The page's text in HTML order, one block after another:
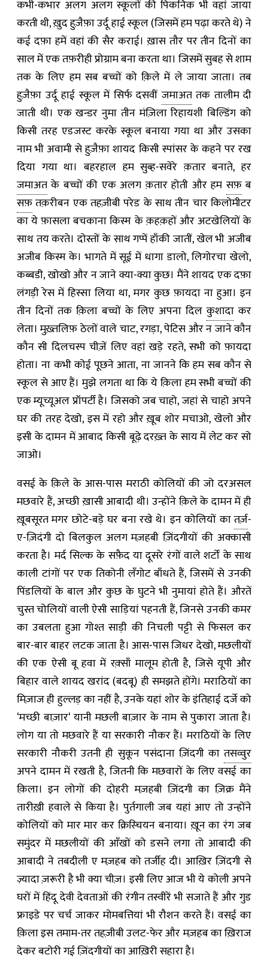
कभी-कभार अलग अलग स्कूलों की पिकनिक भी वहां जाया
करती थी,ख़ुद हुज़ैफ़ा उर्दू हाई स्कूल (जिसमें हम पढ़ा करते थे) ने
कई दफ़ा हमें वहां की सैर कराई। ख़ास तौर पर तीन दिनों का
साल में एक तफ़रीही प्रोग्राम बना करता था। जिसमें सुबह से शाम
तक के लिए हम सब बच्चों को क़िले में ले जाया जाता। तब
हुज़ैफ़ा उर्दू हाई स्कूल में सिर्फ दसवीं जमाअततक तालीम दी
जाती थी। एक खन्डर नुमा तीन मंज़िला रिहायशी बिल्डिंग को
किसी तरह एडजस्ट करके स्कूल बनाया गया था और उसका
नाम भी अवामी से हुज़ैफ़ा शायद किसी स्पांसर के कहने पर रख
दिया गया था। बहरहाल हम सुब्ह-सवेरे क़तार बनाते, हर
जमाअत के बच्चों की एक अलग क़तार होती और हम सफ़ब
सफ़तक़रीबन एक तहज़ीबी परेड के साथ तीन चार किलोमीटर
का ये फ़ासला बचकाना किस्म के क़हक़हों और अटखेलियों के
साथ तय करते। दोस्तों के साथ गप्पें हाँकी जातीं,खेल भी अजीब
अजीब किस्म के। भागते में सूई में धागा डालो,लिगोरचा खेलो,
कब्बडी,खोखो और न जाने क्या-क्या कुछ। मैंने शायद एक दफ़ा
लंगड़ी रेस में हिस्सा लिया था,मगर कुछ फ़ायदा ना हुआ। इन
तीन दिनों तक क़िला बच्चों के लिए अपना दिल कुशादा कर
लेता। मुख़्तलिफ़ ठेलों वाले चाट,रगड़ा,पेटिस और न जाने कौन
कौन सी दिलचस्प चीज़ें लिए वहां खड़े रहते,सभी को फ़ायदा
होता। ना कभी कोई पूछने आता,ना जानने कि हम सब कौन से
स्कूल से आए हैं। मुझे लगता था कि ये क़िला हम सभी बच्चों की
एक म्यूच्यूअल प्रॉपर्टी है। जिसको जब चाहो,जहां से चाहो अपने
घर की तरह देखो,इस में रहो और ख़ूब शोर मचाओ,खेलो और
इसी के दामन में आबाद किसी बूढ़े दरख़्त के साय में लेट कर सो
जाओ।
वसई के क़िले के आस-पास मराठी कोलियों की जो दरअसल
मछवारे हैं,अच्छी ख़ासी आबादी थी। उन्होंने क़िले के दामन में ही
ख़ूबसूरत मगर छोटे-बड़े घर बना रखे थे। इन कोलियों कातर्ज़-
ए-ज़िदंगी दो बिलकुल अलग मज़हबी ज़िंदगीयों की अक्कासी
करता है। मर्द सिल्क के सफ़ैद या दूसरे रंगों वाले शर्टों के साथ
काली टांगों पर एक तिकोनी लँगोट बाँधते हैं,जिसमें से उनकी
पिंडलियों के बाल और कुछ के घुटने भी नुमायां होते हैं। औरतें
चुस्त चोलियों वाली ऐसी साड़ियां पहनती हैं,जिनसे उनकी कमर
का उबलता हुआ गोश्त साड़ी की निचली पट्टी से फिसल कर
बार-बार बाहर लटक जाता है। आस-पास जिधर देखो,मछलीयों
की एक ऐसी बू हवा में रक़्साँ मालूम होती है, जिसे यूपी और
बिहार वाले शायद खरांद (बदबू) ही समझते होंगे। मराठियों का
मिज़ाज ही हुल्लड़ का नहीं है,उनके यहां शोर के इंतिहाई दर्जे को
‘मच्छी बाज़ार‘ यानी मछली बाज़ार के नाम से पुकारा जाता है।
लोग या तो मछवारे हैं या सरकारी नौकर हैं। मराठियों के लिए
सरकारी नौकरी उतनी ही सुकून पसंदाना ज़िंदगी का तसव्वुर
अपने दामन में रखती है,जितनी कि मछवारों के लिए वसई का
क़िला। इन लोगों की दोहरी मज़हबी ज़िंदगी का ज़िक्र मैंने
तारीख़ी हवाले से किया है। पुर्तगाली जब यहां आए तो उन्होंने
कोलियों को मार मार कर क्रिस्चियन बनाया। ख़ून का रंग जब
समुंदर में मछलीयों की आँखों को डसने लगा तो आबादी की
आबादी ने तबदीली ए मज़हब को तर्जीह दी। आख़िर ज़िंदगी से
ज़्यादा ज़रूरी है भी क्या चीज़। इसी लिए आज भी ये कोली अपने
घरों में हिंदू देवी देवताओं की रंगीन तस्वीरें भी सजाते हैं और गुड
फ्राइडे पर चर्च जाकर मोमबत्तियां भी रौशन करते हैं। वसई का
क़िला इस तमाम-तर तहज़ीबी उलट-फेर और मज़हब का ख़िराज
देकर बटोरी गई ज़िंदगीयों का आख़िरी सहारा है।